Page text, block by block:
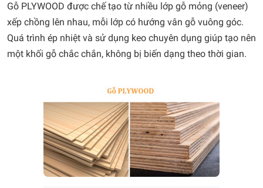
Gỗ PLYWOOD được chế tạo từ nhiều lớp gỗ mỏng (veneer)
xếp chồng lên nhau, mỗi lớp có hướng vân gỗ vuông góc.
Quá trình ép nhiệt và sử dụng keo chuyên dụng giúp tạo nên
một khối gỗ chắc chắn, không bị biến dạng theo thời gian.